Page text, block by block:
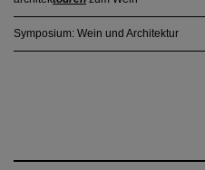
Symposium: Wein und Architektur